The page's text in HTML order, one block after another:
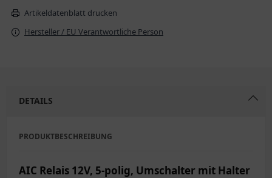
Artikeldatenblatt drucken
Hersteller / EU Verantwortliche Person
DETAILS
PRODUKTBESCHREIBUNG
AIC Relais 12V, 5-polig, Umschalter mit Halter